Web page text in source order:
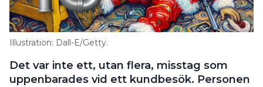
Information om GDPR
Search for:
Illustration: Dall-E/Getty.
Det var inte ett, utan flera, misstag som
uppenbarades vid ett kundbesök. Personen